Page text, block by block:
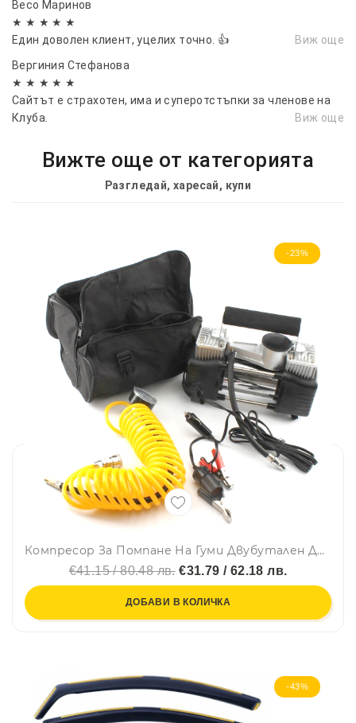
Весо Маринов
★ ★ ★ ★ ★
Един доволен клиент, уцелих точно. 👍
Виж още
Вергиния Стефанова
★ ★ ★ ★ ★
Сайтът е страхотен, има и суперотстъпки за членове на
Клуба.
Виж още
Вижте още от категорията
Разгледай, харесай, купи
-23%
Компресор За Помпане На Гуми Двубутален Двуцилиндров Метален 12V 20A
€41.15 / 80.48 лв.€31.79 / 62.18 лв.
ДОБАВИ В КОЛИЧКА
-43%